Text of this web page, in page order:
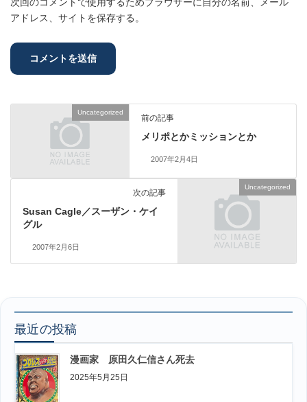
次回のコメントで使用するためブラウザーに自分の名前、メール
アドレス、サイトを保存する。
Uncategorized
前の記事
メリポとかミッションとか
2007年2月4日
Uncategorized
次の記事
Susan Cagle／スーザン・ケイ
グル
2007年2月6日
最近の投稿
漫画家 原田久仁信さん死去
2025年5月25日